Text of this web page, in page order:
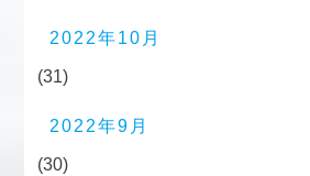
2022年10月
(31)
2022年9月
(30)